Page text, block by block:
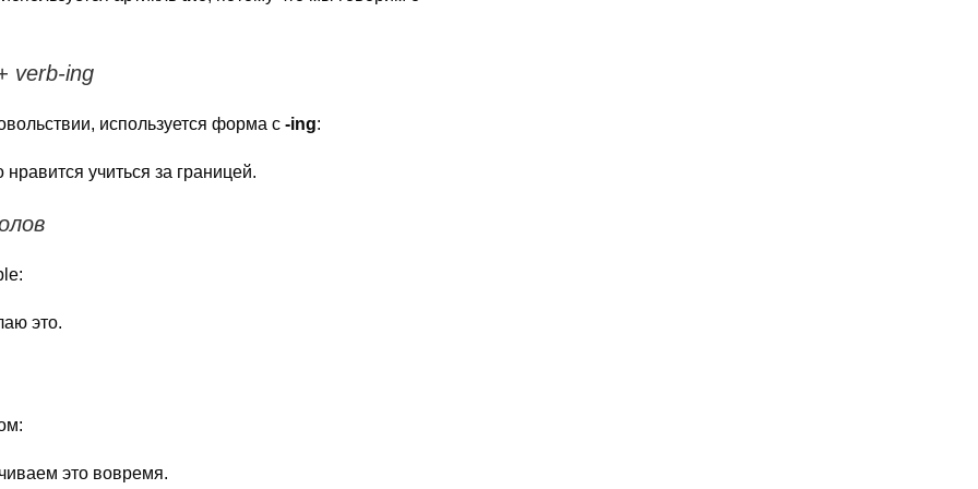
verb-ing
используется форма с -ing:
учиться за границей.
это.
это вовремя.